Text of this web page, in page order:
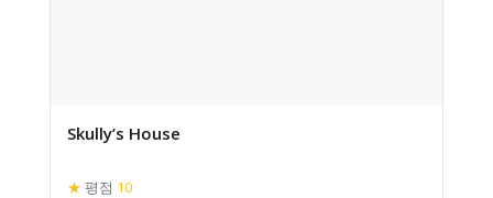
Skully’s House
★ 평점 10